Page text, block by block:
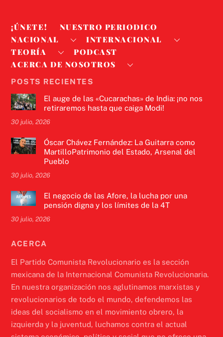
¡ÚNETE!
NUESTRO PERIODICO
NACIONAL
INTERNACIONAL
TEORÍA
PODCAST
ACERCA DE NOSOTROS
POSTS RECIENTES
El auge de las «Cucarachas» de India: ¡no nos
retiraremos hasta que caiga Modi!
30 julio, 2026
Óscar Chávez Fernández: La Guitarra como
MartilloPatrimonio del Estado, Arsenal del
Pueblo
30 julio, 2026
El negocio de las Afore, la lucha por una
pensión digna y los límites de la 4T
30 julio, 2026
ACERCA
El Partido Comunista Revolucionario es la sección
mexicana de la Internacional Comunista Revolucionaria.
En nuestra organización nos aglutinamos marxistas y
revolucionarios de todo el mundo, defendemos las
ideas del socialismo en el movimiento obrero, la
izquierda y la juventud, luchamos contra el actual